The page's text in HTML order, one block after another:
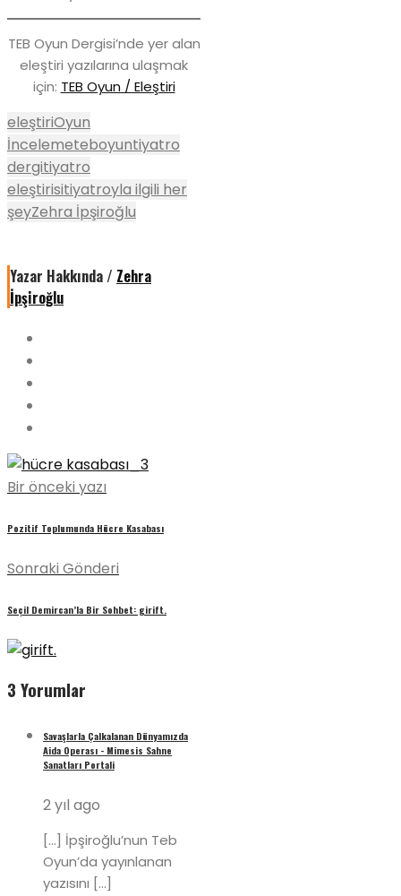
TEB Oyun Dergisi’nde yer alan
eleştiri yazılarına ulaşmak
için: TEB Oyun / Eleştiri
eleştiriOyun
İncelemeteboyuntiyatro
dergitiyatro
eleştirisitiyatroyla ilgili her
şeyZehra İpşiroğlu
Yazar Hakkında / Zehra
İpşiroğlu
Bir önceki yazı
Pozitif Toplumunda Hücre Kasabası
Sonraki Gönderi
Seçil Demircan’la Bir Sohbet: girift.
3 Yorumlar
Savaşlarla Çalkalanan Dünyamızda
Aida Operası - Mimesis Sahne
Sanatları Portali
2 yıl ago
[…] İpşiroğlu’nun Teb
Oyun’da yayınlanan
yazısını […]